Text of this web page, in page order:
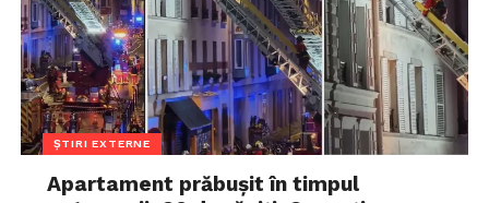
ȘTIRI EXTERNE
Apartament prăbușit în timpul